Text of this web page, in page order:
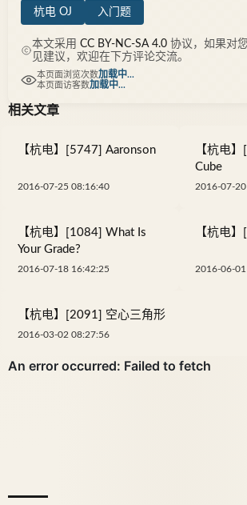
杭电 OJ 入门题
本文采用 CC BY-NC-SA 4.0协议，如果对
见建议，欢迎在下方评论交流。
本页面浏览次数加载中...
本页面访客数加载中...
相关文章
【杭电】[5747] Aaronson
2016-07-25 08:16:40
【杭电
Cube
2016-07-
【杭电】[1084] What Is
Your Grade?
2016-07-18 16:42:25
【杭电
2016-06-
【杭电】[2091] 空心三角形
2016-03-02 08:27:56